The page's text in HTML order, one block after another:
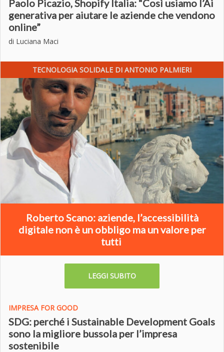
Paolo Picazio, Shopify Italia: “Così usiamo l’Ai
generativa per aiutare le aziende che vendono
online”
di Luciana Maci
TECNOLOGIA SOLIDALE DI ANTONIO PALMIERI
Roberto Scano: aziende, l’accessibilità
digitale non è un obbligo ma un valore per
tutti
LEGGI SUBITO
IMPRESA FOR GOOD
SDG: perché i Sustainable Development Goals
sono la migliore bussola per l’impresa
sostenibile